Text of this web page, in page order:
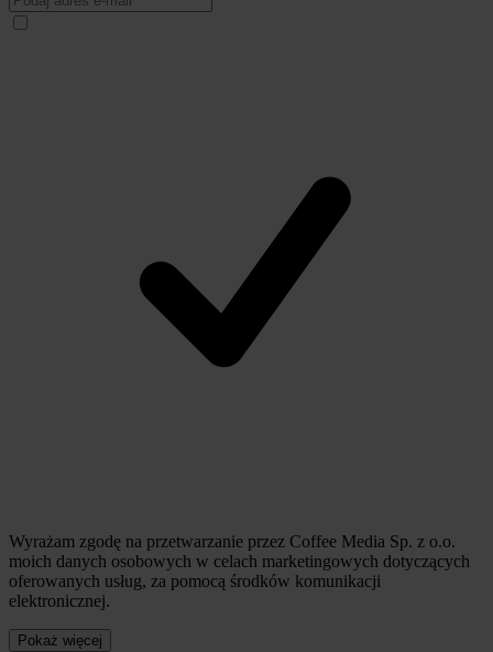
Wyrażam zgodę na przetwarzanie przez Coffee Media Sp. z o.o.
moich danych osobowych w celach marketingowych dotyczących
oferowanych usług, za pomocą środków komunikacji
elektronicznej.
Pokaż więcej